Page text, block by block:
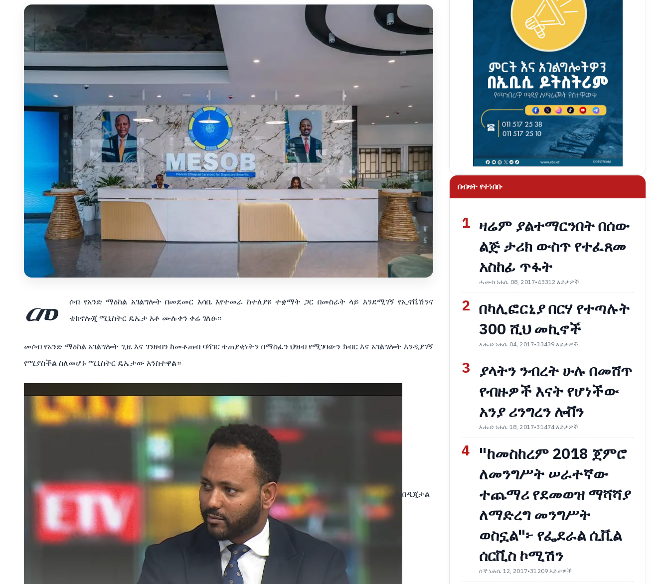
መ
ሶብ የአንድ ማዕከል አገልግሎት በመደመር እሳቤ እየተመራ ከተለያዩ ተቋማት ጋር በመስራት ላይ እንደሚገኝ የኢኖቬሽንና
ቴክኖሎጂ ሚኒስትር ዴኤታ አቶ ሙሉቀን ቀሬ ገለፁ።
መሶብ የአንድ ማዕከል አገልግሎት ጊዜ እና ገንዘብን ከመቆጠብ ባሻገር ተጠያቂነትን በማስፈን ህዝብ የሚገባውን ክብር እና አገልግሎት እንዲያገኝ
የሚያስችል ስለመሆኑ ሚኒስትር ዴኤታው አንስተዋል።
በዲጂታል
በብዛት የተነበቡ
1 ዛሬም ያልተማርንበት በሰው
ልጅ ታሪክ ውስጥ የተፈጸመ
አስከፊ ጥፋት
ሓሙስ ነሐሴ 08, 2017•43312 እይታዎች
2 በካሊፎርኒያ በርሃ የተጣሉት
300 ሺህ መኪኖች
እሑድ ነሐሴ 04, 2017•33439 እይታዎች
3 ያላትን ንብረት ሁሉ በመሸጥ
የብዙዎች እናት የሆነችው
አንያ ሪንግረን ሎቨን
እሑድ ነሐሴ 18, 2017•31474 እይታዎች
4 "ከመስከረም 2018 ጀምሮ
ለመንግሥት ሠራተኛው
ተጨማሪ የደመወዝ ማሻሻያ
ለማድረግ መንግሥት
ወስኗል"፦ የፌደራል ሲቪል
ሰርቪስ ኮሚሽን
ሰኞ ነሐሴ 12, 2017•31209 እይታዎች